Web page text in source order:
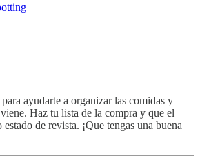
ayudarte a organizar las comidas y
Haz tu lista de la compra y que el
de revista. ¡Que tengas una buena